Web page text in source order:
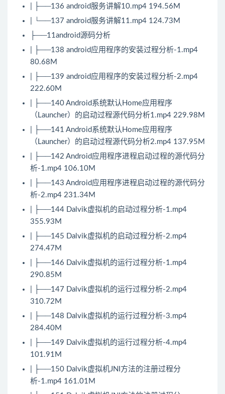
| ├──136 android服务讲解10.mp4 194.56M
| └──137 android服务讲解11.mp4 124.73M
├──11android源码分析
| ├──138 android应用程序的安装过程分析-1.mp4
80.68M
| ├──139 android应用程序的安装过程分析-2.mp4
222.60M
| ├──140 Android系统默认Home应用程序
（Launcher）的启动过程源代码分析1.mp4 229.98M
| ├──141 Android系统默认Home应用程序
（Launcher）的启动过程源代码分析2.mp4 137.95M
| ├──142 Android应用程序进程启动过程的源代码分
析-1.mp4 106.10M
| ├──143 Android应用程序进程启动过程的源代码分
析-2.mp4 231.34M
| ├──144 Dalvik虚拟机的启动过程分析-1.mp4
355.93M
| ├──145 Dalvik虚拟机的启动过程分析-2.mp4
274.47M
| ├──146 Dalvik虚拟机的运行过程分析-1.mp4
290.85M
| ├──147 Dalvik虚拟机的运行过程分析-2.mp4
310.72M
| ├──148 Dalvik虚拟机的运行过程分析-3.mp4
284.40M
| ├──149 Dalvik虚拟机的运行过程分析-4.mp4
101.91M
| ├──150 Dalvik虚拟机JNI方法的注册过程分
析-1.mp4 161.01M